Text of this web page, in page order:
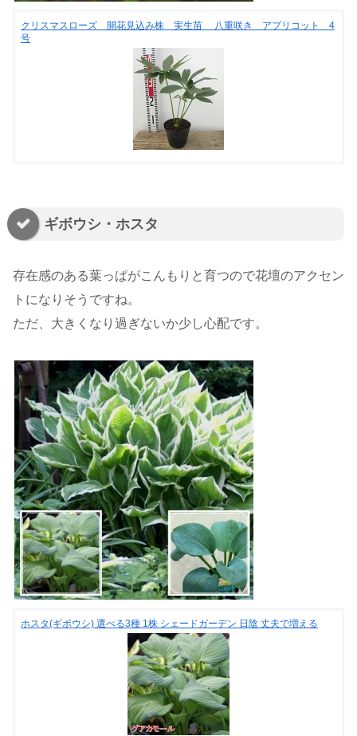
クリスマスローズ 開花見込み株 実生苗 八重咲き アプリコット 4
号
ギボウシ・ホスタ
存在感のある葉っぱがこんもりと育つので花壇のアクセン
トになりそうですね。
ただ、大きくなり過ぎないか少し心配です。
ホスタ(ギボウシ) 選べる3種 1株 シェードガーデン 日陰 丈夫で増える